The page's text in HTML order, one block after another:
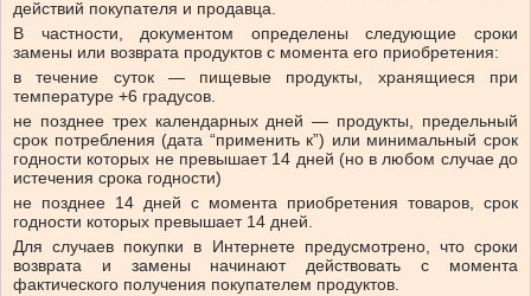
действий покупателя и продавца.
В частности, документом определены следующие сроки
замены или возврата продуктов с момента его приобретения:
в течение суток — пищевые продукты, хранящиеся при
температуре +6 градусов.
не позднее трех календарных дней — продукты, предельный
срок потребления (дата “применить к”) или минимальный срок
годности которых не превышает 14 дней (но в любом случае до
истечения срока годности)
не позднее 14 дней с момента приобретения товаров, срок
годности которых превышает 14 дней.
Для случаев покупки в Интернете предусмотрено, что сроки
возврата и замены начинают действовать с момента
фактического получения покупателем продуктов.